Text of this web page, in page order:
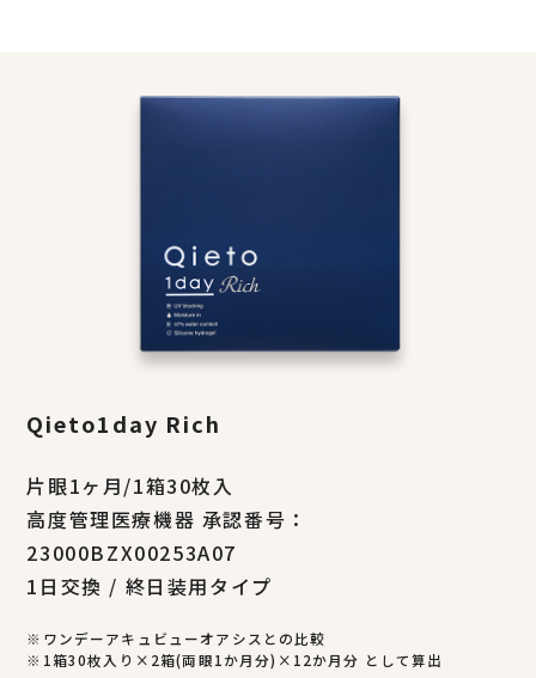
Qieto1day Rich
片眼1ヶ月/1箱30枚入
高度管理医療機器 承認番号：
23000BZX00253A07
1日交換 / 終日装用タイプ
※ワンデーアキュビューオアシスとの比較
※1箱30枚入り×2箱(両眼1か月分)×12か月分 として算出